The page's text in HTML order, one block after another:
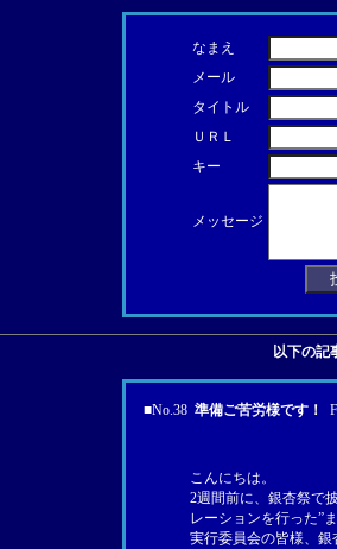
なまえ
メール
タイトル
ＵＲＬ
キー
メッセージ
以下の記
■No.38 準備ご苦労様です！
こんにちは。
2週間前に、銀杏祭で
レーションを行った”
実行委員会の皆様、